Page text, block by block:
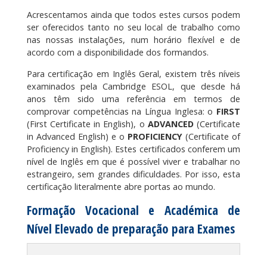
Acrescentamos ainda que todos estes cursos podem
ser oferecidos tanto no seu local de trabalho como
nas nossas instalações, num horário flexível e de
acordo com a disponibilidade dos formandos.
Para certificação em Inglês Geral, existem três níveis
examinados pela Cambridge ESOL, que desde há
anos têm sido uma referência em termos de
comprovar competências na Língua Inglesa: o FIRST
(First Certificate in English), o ADVANCED(Certificate
in Advanced English) e o PROFICIENCY (Certificate of
Proficiency in English). Estes certificados conferem um
nível de Inglês em que é possível viver e trabalhar no
estrangeiro, sem grandes dificuldades. Por isso, esta
certificação literalmente abre portas ao mundo.
Formação Vocacional e Académica de
Nível Elevado de preparação para Exames